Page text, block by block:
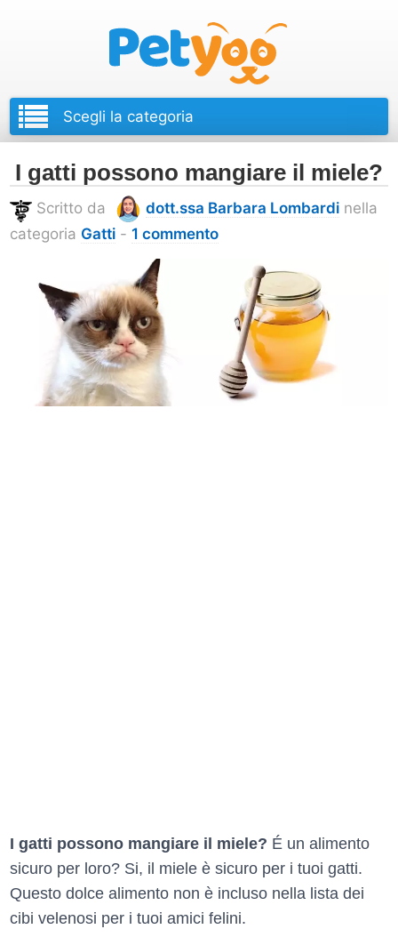
I gatti possono mangiare il miele?
Scritto da dott.ssa Barbara Lombardi nella
categoria Gatti - 1 commento
I gatti possono mangiare il miele? É un alimento
sicuro per loro? Si, il miele è sicuro per i tuoi gatti.
Questo dolce alimento non è incluso nella lista dei
cibi velenosi per i tuoi amici felini.